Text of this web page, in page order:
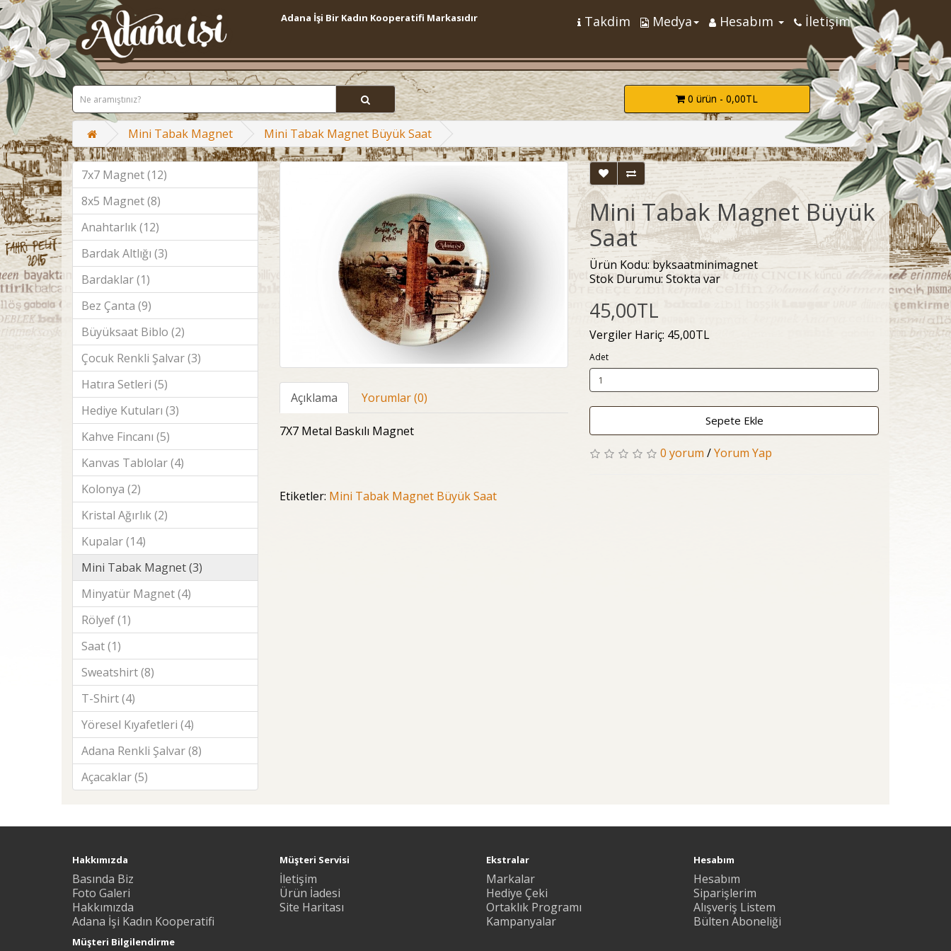
Adana İşi Bir Kadın Kooperatifi Markasıdır Takdim Medya Hesabım İletişim
0 ürün - 0,00TL
Mini Tabak Magnet Mini Tabak Magnet Büyük Saat
7x7 Magnet (12)
8x5 Magnet (8)
Anahtarlık (12)
Bardak Altlığı (3)
Bardaklar (1)
Bez Çanta (9)
Büyüksaat Biblo (2)
Çocuk Renkli Şalvar (3)
Hatıra Setleri (5)
Hediye Kutuları (3)
Kahve Fincanı (5)
Kanvas Tablolar (4)
Kolonya (2)
Kristal Ağırlık (2)
Kupalar (14)
Mini Tabak Magnet (3)
Minyatür Magnet (4)
Rölyef (1)
Saat (1)
Sweatshirt (8)
T-Shirt (4)
Yöresel Kıyafetleri (4)
Adana Renkli Şalvar (8)
Açacaklar (5)
Açıklama Yorumlar (0)
7X7 Metal Baskılı Magnet
Mini Tabak Magnet Büyük
Saat
Ürün Kodu: byksaatminimagnet
Stok Durumu: Stokta var
45,00TL
Vergiler Hariç: 45,00TL
Adet
Sepete Ekle
0 yorum /Yorum Yap
Etiketler: Mini Tabak Magnet Büyük Saat
Hakkımızda
Basında Biz
Foto Galeri
Hakkımızda
Adana İşi Kadın Kooperatifi
Müşteri Bilgilendirme
Müşteri Servisi
İletişim
Ürün İadesi
Site Haritası
Ekstralar
Markalar
Hediye Çeki
Ortaklık Programı
Kampanyalar
Hesabım
Hesabım
Siparişlerim
Alışveriş Listem
Bülten Aboneliği